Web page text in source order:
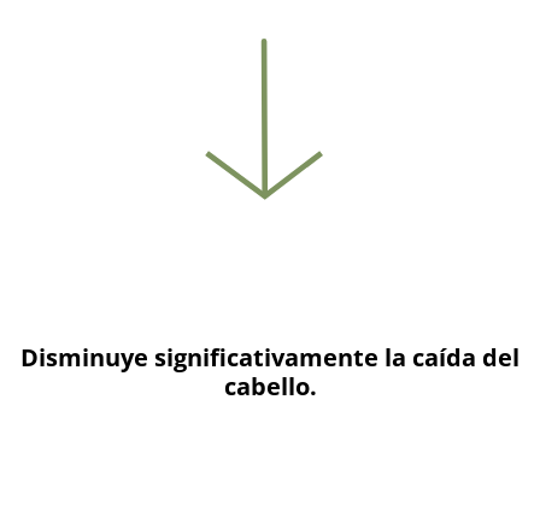
Disminuye significativamente la caída del
cabello.